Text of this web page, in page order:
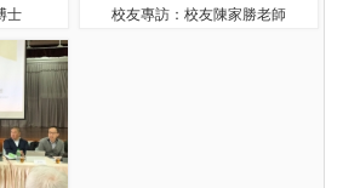
士 校友專訪：校友陳家勝老師